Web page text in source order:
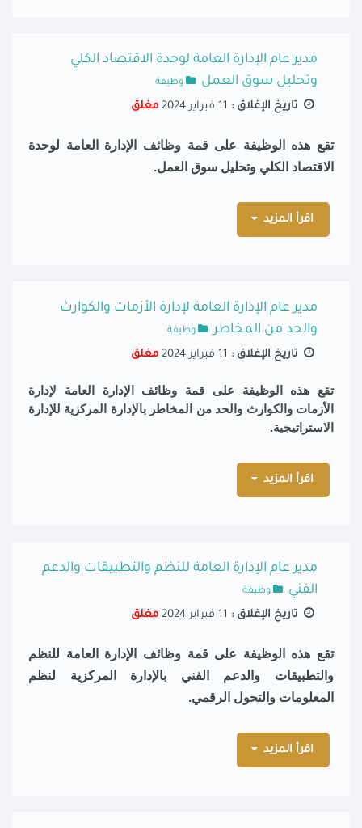
مدير عام الإدارة العامة لوحدة الاقتصاد الكلي
وتحليل سوق العمل
وظيفة
تاريخ الإغلاق : مغلق
تقع هذه الوظيفة على قمة وظائف
الإدارة العامة لوحدة
الاقتصاد الكلي وتحليل سوق العمل.
اقرأ المزيد
مدير عام الإدارة العامة لإدارة الأزمات والكوارث
والحد من المخاطر
وظيفة
تاريخ الإغلاق : مغلق
تقع هذه الوظيفة على قمة وظائف
الإدارة العامة لإدارة
الأزمات والكوارث والحد من المخاطر بالإدارة المركزية للإدارة
الاستراتيجية.
اقرأ المزيد
مدير عام الإدارة العامة للنظم والتطبيقات والدعم
الفني
وظيفة
تاريخ الإغلاق : مغلق
تقع هذه الوظيفة على قمة وظائف الإدارة العامة للنظم
والتطبيقات والدعم الفني بالإدارة المركزية لنظم
المعلومات والتحول الرقمي.
اقرأ المزيد